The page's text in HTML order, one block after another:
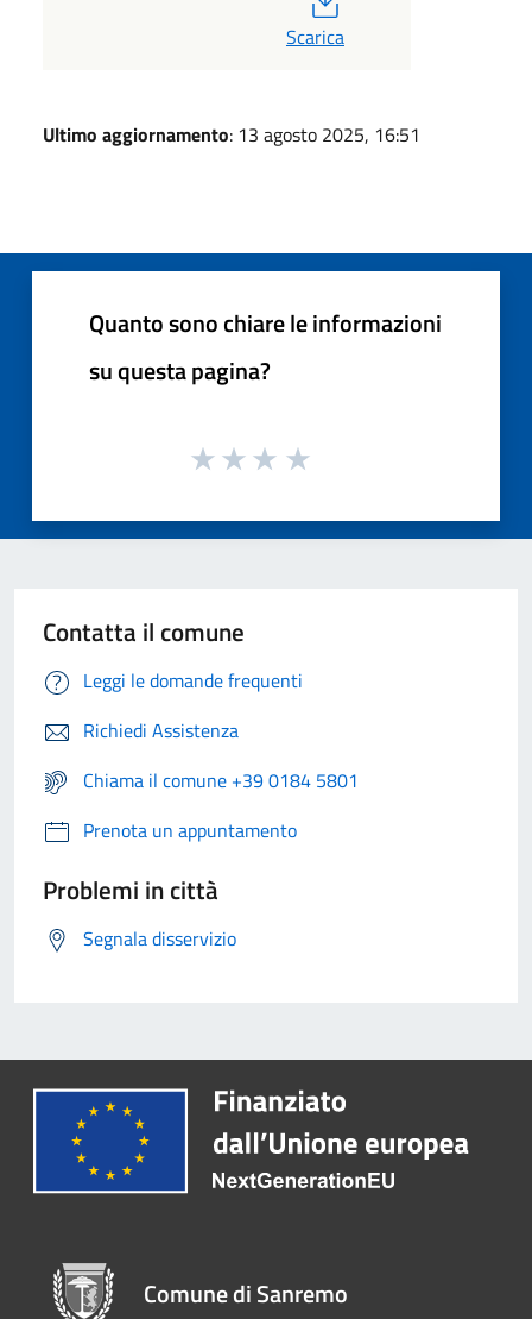
Scarica
Ultimo aggiornamento: 13 agosto 2025, 16:51
Quanto sono chiare le informazioni
su questa pagina?
Contatta il comune
Leggi le domande frequenti
Richiedi Assistenza
Chiama il comune +39 0184 5801
Prenota un appuntamento
Problemi in città
Segnala disservizio
Comune di Sanremo